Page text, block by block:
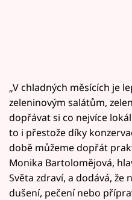
„V chladných měsících je
zeleninovým salátům,
dopřávat si co nejvíce
to i přestože díky
době můžeme dopřát
Monika Bartolomějová,
Světa zdraví, a dodává, že
dušení, pečení nebo